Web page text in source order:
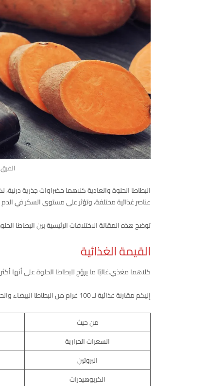
البطاطا الحلوة والعادية كلاهما خضراوات جذرية
عناصر غذائية مختلفة، وتؤثر على مستوى السكر في
توضح هذه المقالة الاختلافات الرئيسية بين البطاطا
القيمة الغذائية
كلاهما مغذي.غالبًا ما يروَّج للبطاطا الحلوة على أنها
إليكم مقارنة غذائية لـ 100 غرام من البطاطا البيضاء والحلوة بقشرتها، على التوالي.
من حيث
السعرات الحرارية
البروتين
الكربوهيدرات